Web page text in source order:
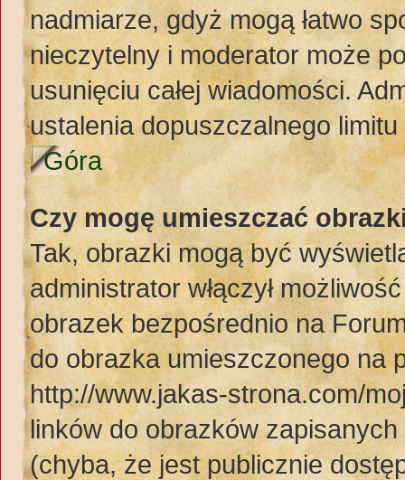
nadmiarze, gdyż mogą łatwo
nieczytelny i moderator może
usunięciu całej wiadomości.
ustalenia dopuszczalnego
Góra
Czy mogę umieszczać
Tak, obrazki mogą być
administrator włączył
obrazek bezpośrednio na
do obrazka umieszczonego na
http://www.jakas-strona.com/
linków do obrazków
(chyba, że jest publicznie